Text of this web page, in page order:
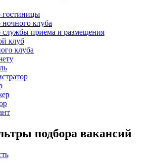
гостиницы
клуба
службы приема и размещения
клуб
клуба
подбора вакансий